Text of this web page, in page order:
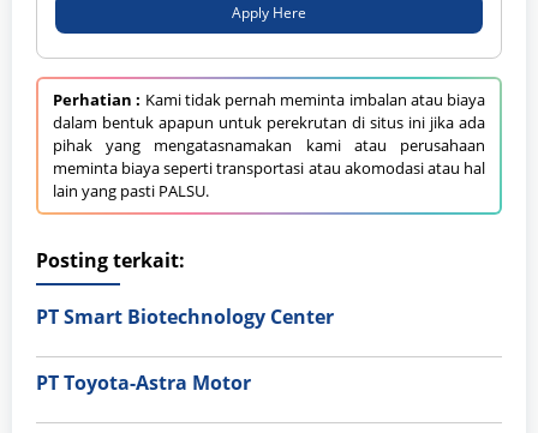
Apply Here
Perhatian : Kami tidak pernah meminta imbalan atau biaya
dalam bentuk apapun untuk perekrutan di situs ini jika ada
pihak yang mengatasnamakan kami atau perusahaan
meminta biaya seperti transportasi atau akomodasi atau hal
lain yang pasti PALSU.
Posting terkait:
PT Smart Biotechnology Center
PT Toyota-Astra Motor